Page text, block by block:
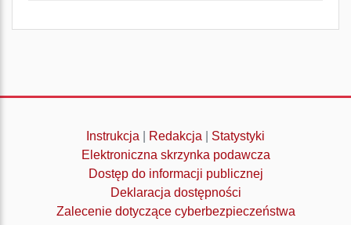
Instrukcja Redakcja
Statystyki
Elektroniczna skrzynka podawcza
Dostęp do informacji publicznej
Deklaracja dostępności
Zalecenie dotyczące cyberbezpieczeństwa